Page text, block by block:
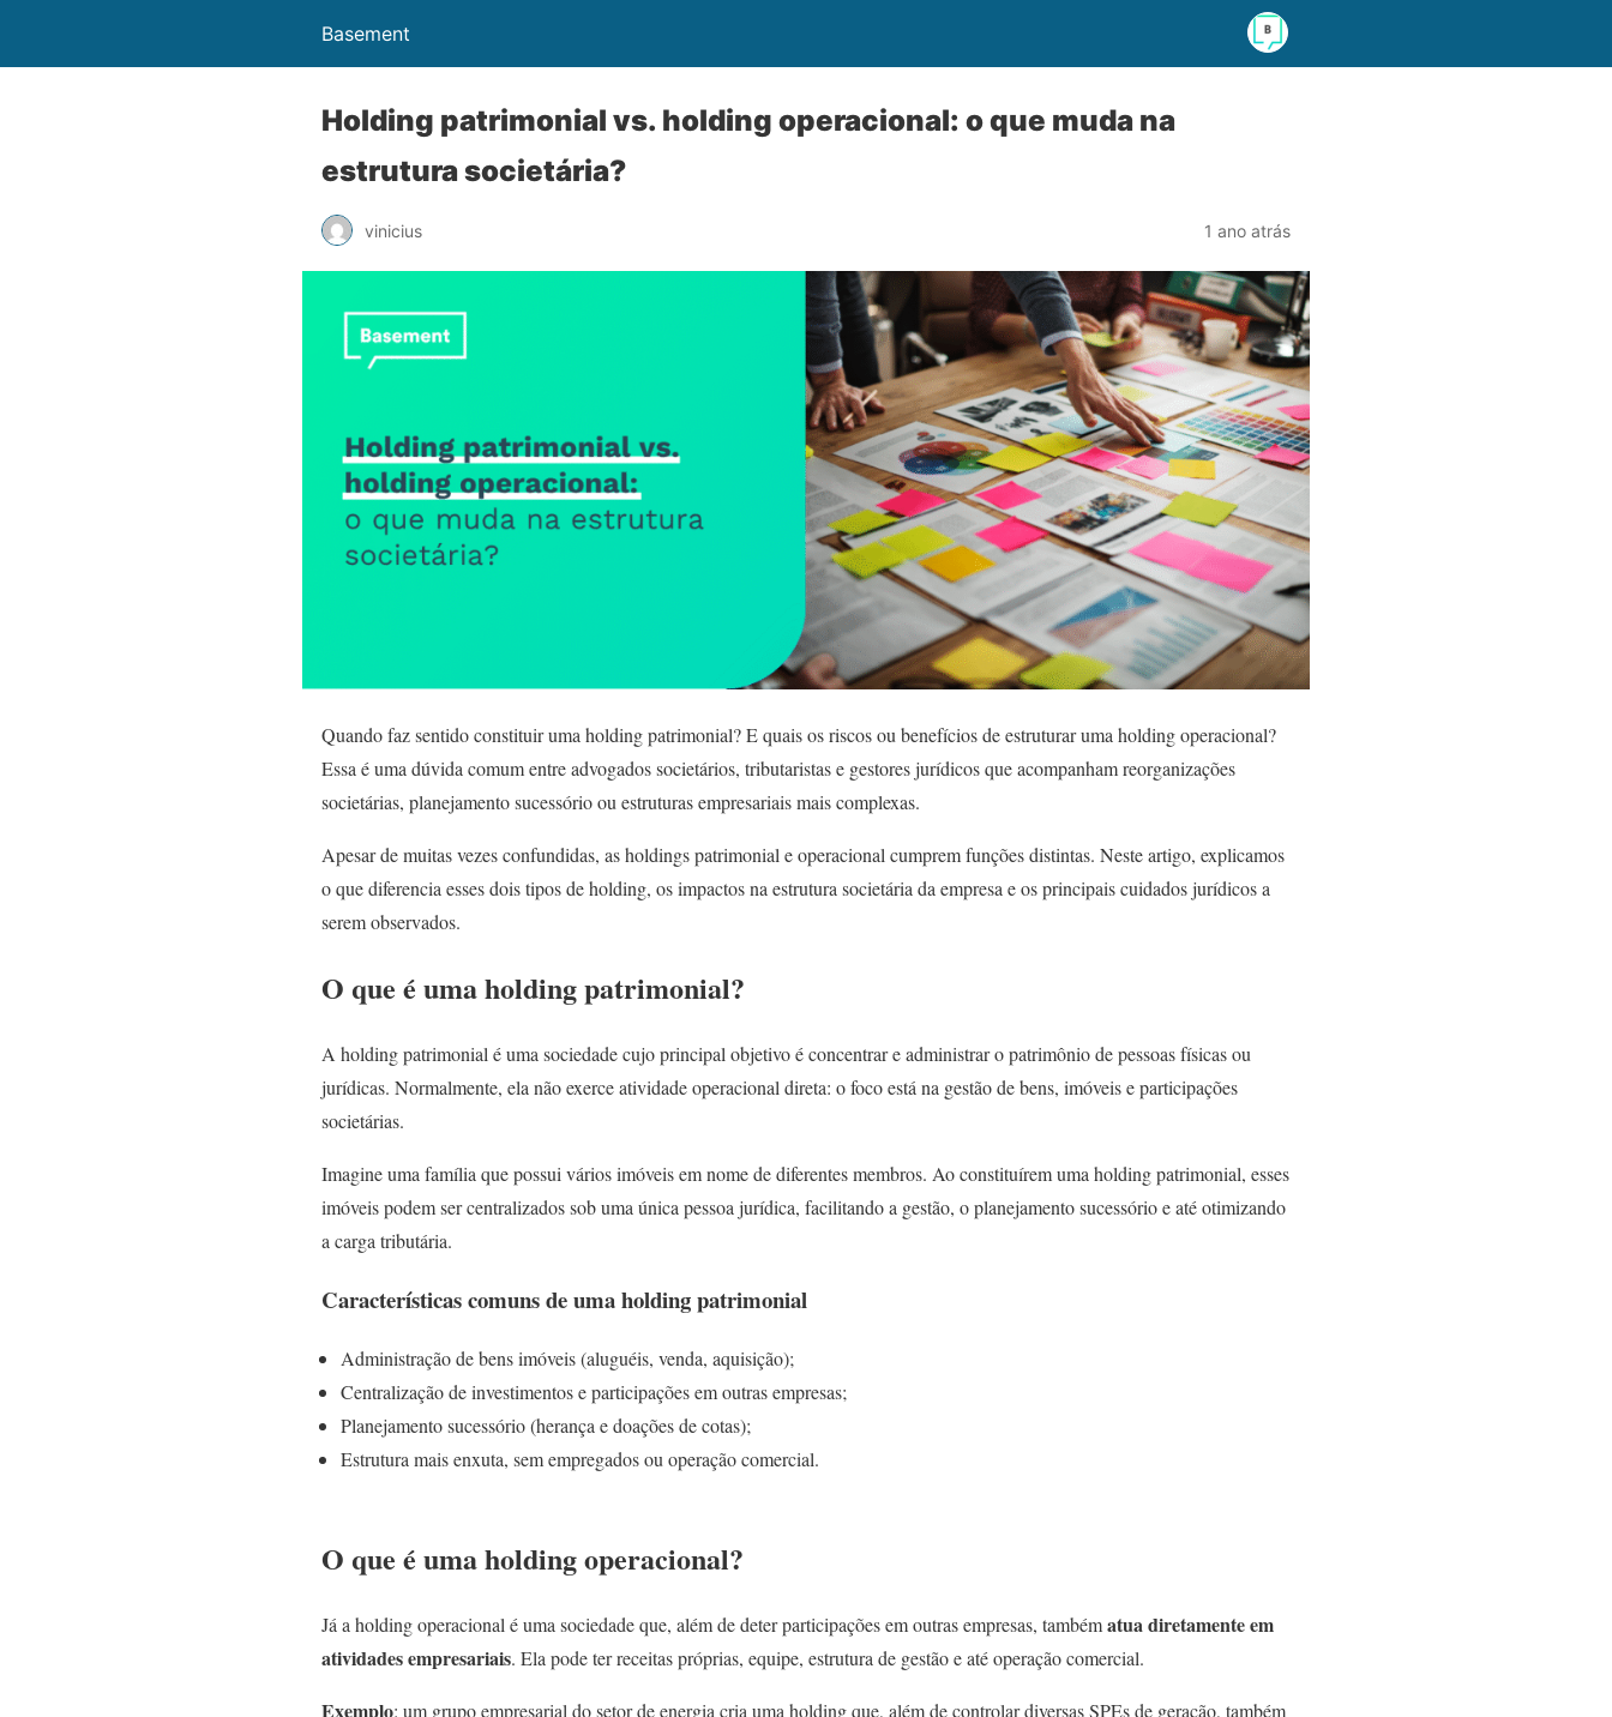
Basement
Holding patrimonial vs. holding operacional: o que muda na
estrutura societária?
vinicius 1 ano atrás
Quando faz sentido constituir uma holding patrimonial? E quais os riscos ou benefícios de estruturar uma holding operacional?
Essa é uma dúvida comum entre advogados societários, tributaristas e gestores jurídicos que acompanham reorganizações
societárias, planejamento sucessório ou estruturas empresariais mais complexas.
Apesar de muitas vezes confundidas, as holdings patrimonial e operacional cumprem funções distintas. Neste artigo, explicamos
o que diferencia esses dois tipos de holding, os impactos na estrutura societária da empresa e os principais cuidados jurídicos a
serem observados.
O que é uma holding patrimonial?
A holding patrimonial é uma sociedade cujo principal objetivo é concentrar e administrar o patrimônio de pessoas físicas ou
jurídicas. Normalmente, ela não exerce atividade operacional direta: o foco está na gestão de bens, imóveis e participações
societárias.
Imagine uma família que possui vários imóveis em nome de diferentes membros. Ao constituírem uma holding patrimonial, esses
imóveis podem ser centralizados sob uma única pessoa jurídica, facilitando a gestão, o planejamento sucessório e até otimizando
a carga tributária.
Características comuns de uma holding patrimonial
Administração de bens imóveis (aluguéis, venda, aquisição);
Centralização de investimentos e participações em outras empresas;
Planejamento sucessório (herança e doações de cotas);
Estrutura mais enxuta, sem empregados ou operação comercial.
O que é uma holding operacional?
Já a holding operacional é uma sociedade que, além de deter participações em outras empresas, tambématua diretamente em
atividades empresariais. Ela pode ter receitas próprias, equipe, estrutura de gestão e até operação comercial.
Exemplo: um grupo empresarial do setor de energia cria uma holding que, além de controlar diversas SPEs de geração, também